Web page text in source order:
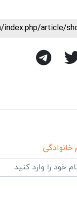
article/
خانوادگی